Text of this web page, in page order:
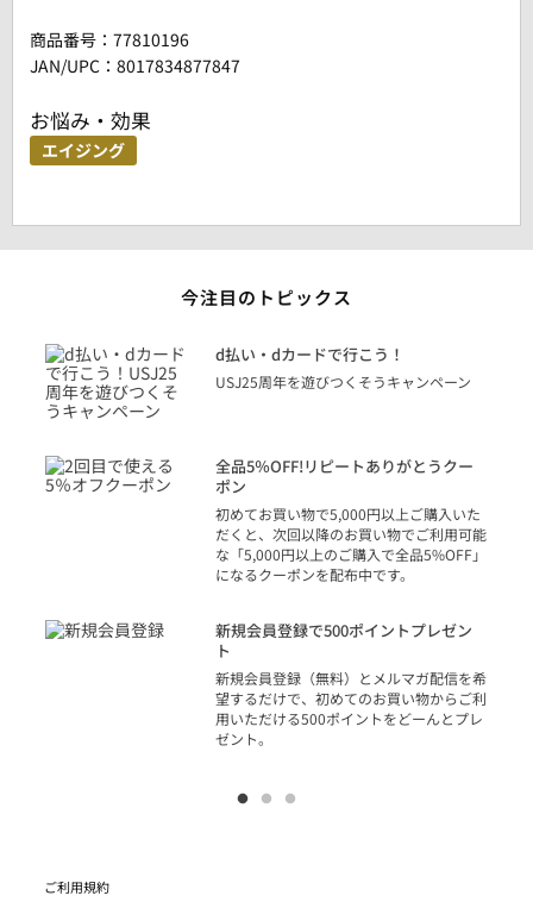
商品番号： 77810196
JAN/UPC：8017834877847
お悩み・効果
エイジング
今注目のトピックス
d払い・dカードで行こう！
USJ25周年を遊びつくそうキャンペーン
全品5％OFF!リピートありがとうクー
ポン
初めてお買い物で5,000円以上ご購入いた
だくと、次回以降のお買い物でご利用可能
な「5,000円以上のご購入で全品5%OFF」
になるクーポンを配布中です。
新規会員登録で500ポイントプレゼン
ト
新規会員登録（無料）とメルマガ配信を希
望するだけで、初めてのお買い物からご利
用いただける500ポイントをどーんとプレ
ゼント。
ご利用規約